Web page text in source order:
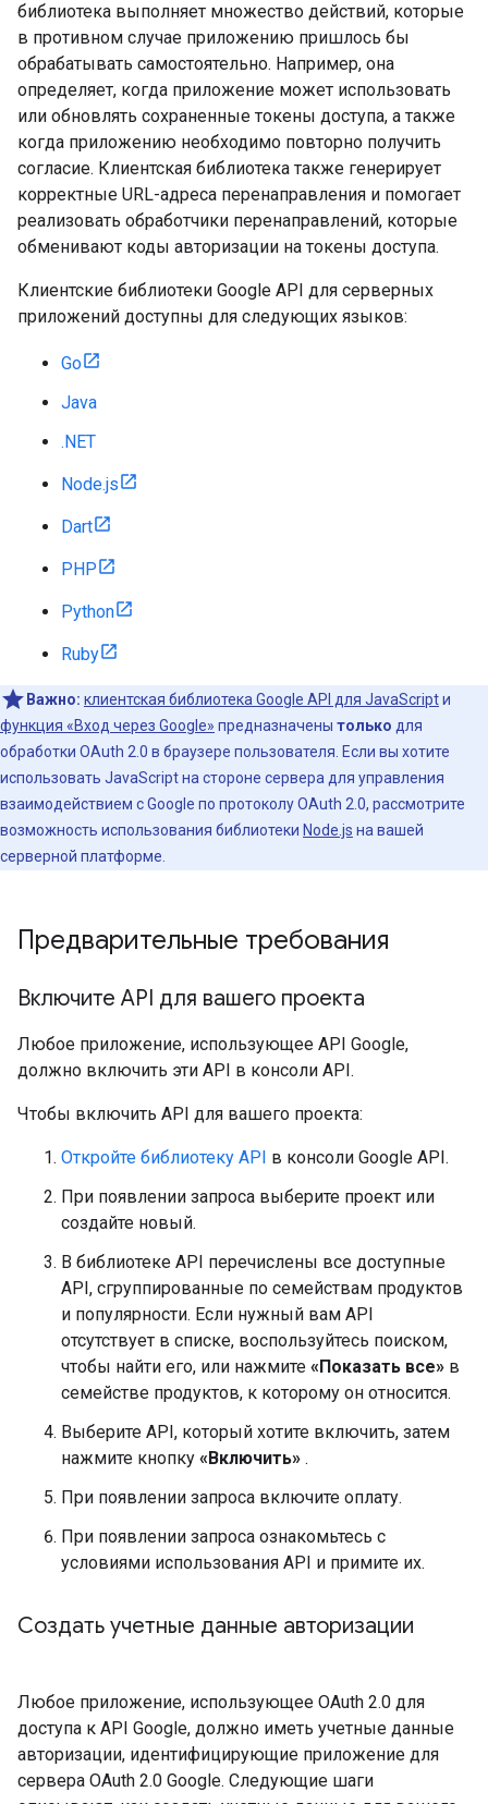
библиотека выполняет множество действий, которые
в противном случае приложению пришлось бы
обрабатывать самостоятельно. Например, она
определяет, когда приложение может использовать
или обновлять сохраненные токены доступа, а также
когда приложению необходимо повторно получить
согласие. Клиентская библиотека также генерирует
корректные URL-адреса перенаправления и помогает
реализовать обработчики перенаправлений, которые
обменивают коды авторизации на токены доступа.
Клиентские библиотеки Google API для серверных
приложений доступны для следующих языков:
Go
Java
.NET
Node.js
Dart
PHP
Python
Ruby
Важно: клиентская библиотека Google API для JavaScriptи
функция «Вход через Google» предназначены только для
обработки OAuth 2.0 в браузере пользователя. Если вы хотите
использовать JavaScript на стороне сервера для управления
взаимодействием с Google по протоколу OAuth 2.0, рассмотрите
возможность использования библиотеки Node.js на вашей
серверной платформе.
Предварительные требования
Включите API для вашего проекта
Любое приложение, использующее API Google,
должно включить эти API в консоли API.
Чтобы включить API для вашего проекта:
Откройте библиотеку API в консоли Google API.
При появлении запроса выберите проект или
создайте новый.
В библиотеке API перечислены все доступные
API, сгруппированные по семействам продуктов
и популярности. Если нужный вам API
отсутствует в списке, воспользуйтесь поиском,
чтобы найти его, или нажмите «Показать все» в
семействе продуктов, к которому он относится.
Выберите API, который хотите включить, затем
нажмите кнопку «Включить» .
При появлении запроса включите оплату.
При появлении запроса ознакомьтесь с
условиями использования API и примите их.
Создать учетные данные авторизации
Любое приложение, использующее OAuth 2.0 для
доступа к API Google, должно иметь учетные данные
авторизации, идентифицирующие приложение для
сервера OAuth 2.0 Google. Следующие шаги